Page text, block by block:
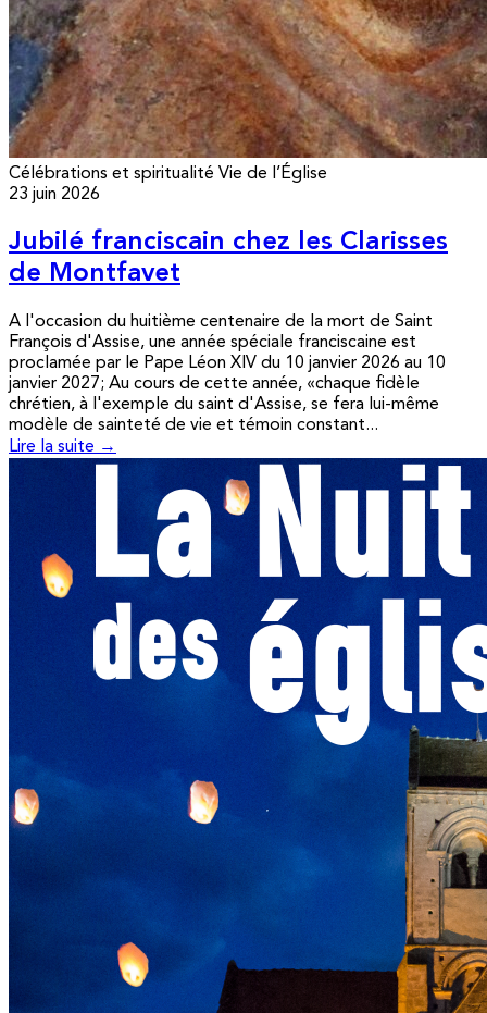
Célébrations et spiritualité Vie de l’Église
23 juin 2026
Jubilé franciscain chez les Clarisses
de Montfavet
A l'occasion du huitième centenaire de la mort de Saint
François d'Assise, une année spéciale franciscaine est
proclamée par le Pape Léon XIV du 10 janvier 2026 au 10
janvier 2027; Au cours de cette année, «chaque fidèle
chrétien, à l'exemple du saint d'Assise, se fera lui-même
modèle de sainteté de vie et témoin constant...
Lire la suite →